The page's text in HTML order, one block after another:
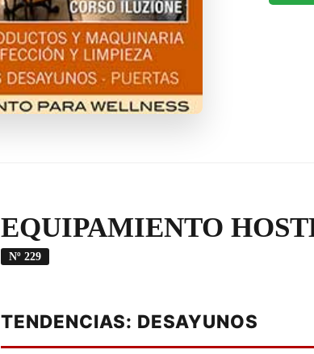
EQUIPAMIENTO
Nº 229
TENDENCIAS: DESAYUNOS